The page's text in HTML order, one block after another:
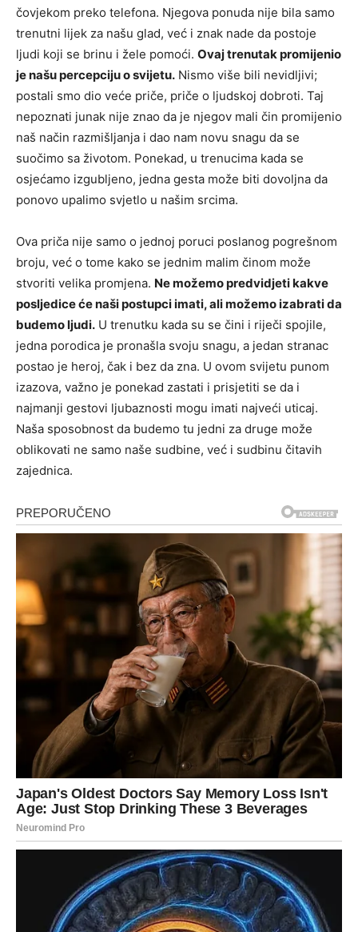
čovjekom preko telefona. Njegova ponuda nije bila samo
trenutni lijek za našu glad, već i znak nade da postoje
ljudi koji se brinu i žele pomoći. Ovaj trenutak promijenio
je našu percepciju o svijetu. Nismo više bili nevidljivi;
postali smo dio veće priče, priče o ljudskoj dobroti. Taj
nepoznati junak nije znao da je njegov mali čin promijenio
naš način razmišljanja i dao nam novu snagu da se
suočimo sa životom. Ponekad, u trenucima kada se
osjećamo izgubljeno, jedna gesta može biti dovoljna da
ponovo upalimo svjetlo u našim srcima.
Ova priča nije samo o jednoj poruci poslanog pogrešnom
broju, već o tome kako se jednim malim činom može
stvoriti velika promjena. Ne možemo predvidjeti kakve
posljedice će naši postupci imati, ali možemo izabrati da
budemo ljudi. U trenutku kada su se čini i riječi spojile,
jedna porodica je pronašla svoju snagu, a jedan stranac
postao je heroj, čak i bez da zna. U ovom svijetu punom
izazova, važno je ponekad zastati i prisjetiti se da i
najmanji gestovi ljubaznosti mogu imati najveći uticaj.
Naša sposobnost da budemo tu jedni za druge može
oblikovati ne samo naše sudbine, već i sudbinu čitavih
zajednica.